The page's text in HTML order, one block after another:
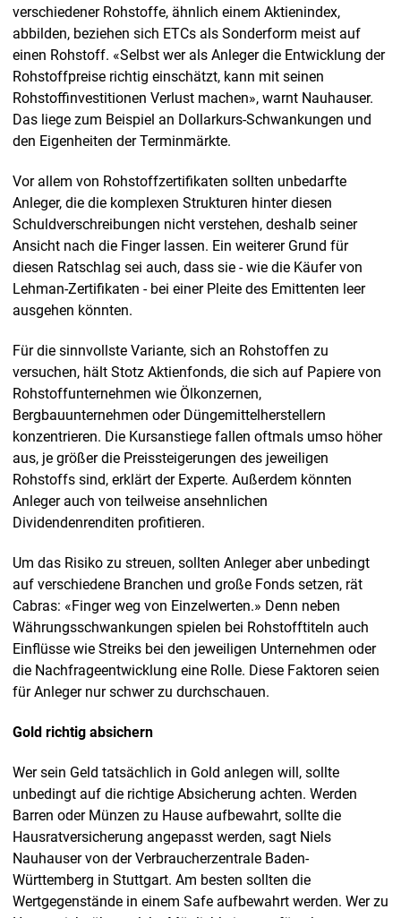
verschiedener Rohstoffe, ähnlich einem Aktienindex,
abbilden, beziehen sich ETCs als Sonderform meist auf
einen Rohstoff. «Selbst wer als Anleger die Entwicklung der
Rohstoffpreise richtig einschätzt, kann mit seinen
Rohstoffinvestitionen Verlust machen», warnt Nauhauser.
Das liege zum Beispiel an Dollarkurs-Schwankungen und
den Eigenheiten der Terminmärkte.
Vor allem von Rohstoffzertifikaten sollten unbedarfte
Anleger, die die komplexen Strukturen hinter diesen
Schuldverschreibungen nicht verstehen, deshalb seiner
Ansicht nach die Finger lassen. Ein weiterer Grund für
diesen Ratschlag sei auch, dass sie - wie die Käufer von
Lehman-Zertifikaten - bei einer Pleite des Emittenten leer
ausgehen könnten.
Für die sinnvollste Variante, sich an Rohstoffen zu
versuchen, hält Stotz Aktienfonds, die sich auf Papiere von
Rohstoffunternehmen wie Ölkonzernen,
Bergbauunternehmen oder Düngemittelherstellern
konzentrieren. Die Kursanstiege fallen oftmals umso höher
aus, je größer die Preissteigerungen des jeweiligen
Rohstoffs sind, erklärt der Experte. Außerdem könnten
Anleger auch von teilweise ansehnlichen
Dividendenrenditen profitieren.
Um das Risiko zu streuen, sollten Anleger aber unbedingt
auf verschiedene Branchen und große Fonds setzen, rät
Cabras: «Finger weg von Einzelwerten.» Denn neben
Währungsschwankungen spielen bei Rohstofftiteln auch
Einflüsse wie Streiks bei den jeweiligen Unternehmen oder
die Nachfrageentwicklung eine Rolle. Diese Faktoren seien
für Anleger nur schwer zu durchschauen.
Gold richtig absichern
Wer sein Geld tatsächlich in Gold anlegen will, sollte
unbedingt auf die richtige Absicherung achten. Werden
Barren oder Münzen zu Hause aufbewahrt, sollte die
Hausratversicherung angepasst werden, sagt Niels
Nauhauser von der Verbraucherzentrale Baden-
Württemberg in Stuttgart. Am besten sollten die
Wertgegenstände in einem Safe aufbewahrt werden. Wer zu